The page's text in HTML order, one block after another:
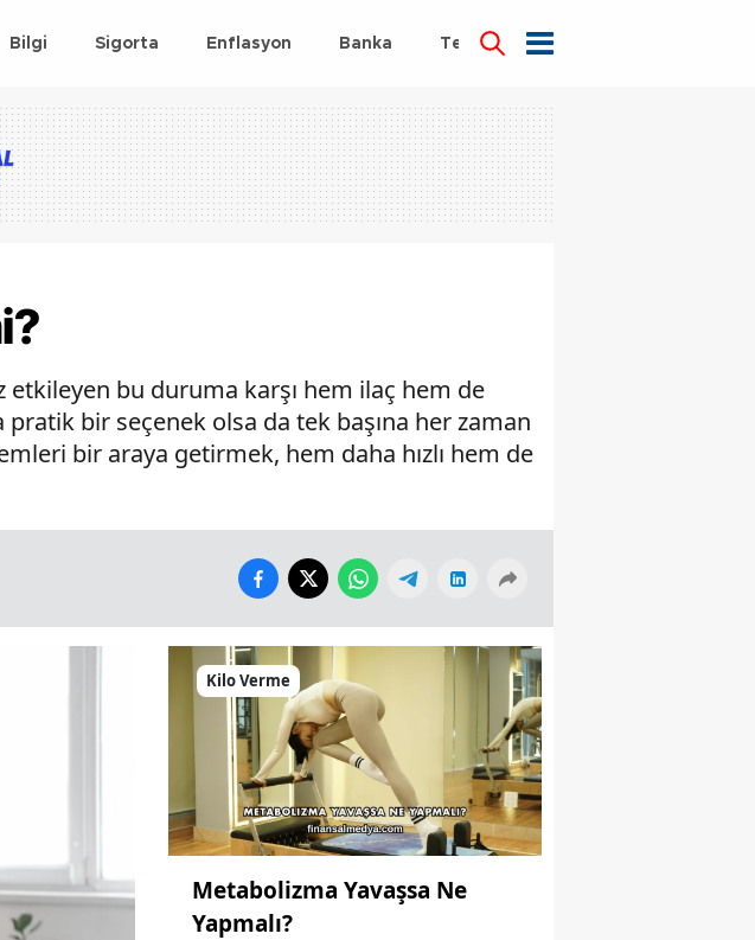
Bilgi Sigorta Enflasyon Banka Teknoloji
etkileyen bu duruma karşı hem ilaç hem de
bir seçenek olsa da tek başına her zaman
bir araya getirmek, hem daha hızlı hem de
Kilo Verme
Metabolizma Yavaşsa Ne
Yapmalı?